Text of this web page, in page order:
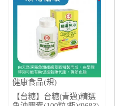
健康食品(規)
【台糖】台糖(青邁)精選